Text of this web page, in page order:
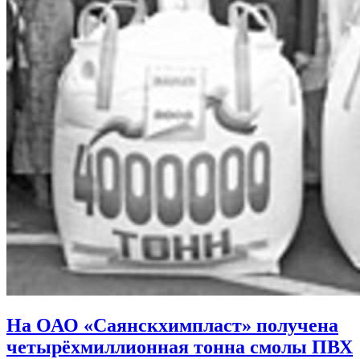
На ОАО «Саянскхимпласт» получена
четырёхмиллионная тонна смолы ПВХ